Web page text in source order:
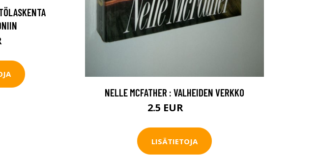
NELLE MCFATHER : VALHEIDEN VERKKO
2.5 EUR
LISÄTIETOJA